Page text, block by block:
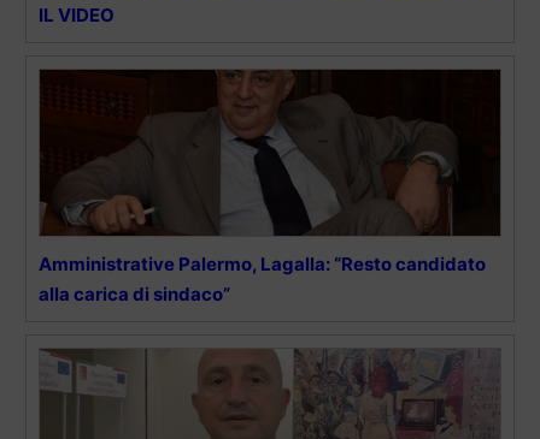
IL VIDEO
Amministrative Palermo, Lagalla: “Resto candidato
alla carica di sindaco”